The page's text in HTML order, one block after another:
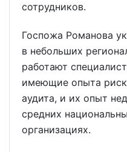
сотрудников.
Госпожа Романова
в небольших
работают
имеющие опыта
аудита, и их опыт
средних
организациях.